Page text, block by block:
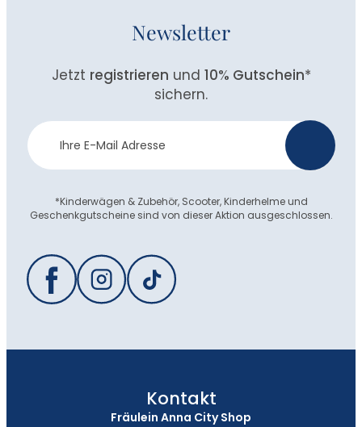
Newsletter
Jetzt registrieren und 10% Gutschein*
sichern.
Newsletter
Anmeldung
*Kinderwägen & Zubehör, Scooter, Kinderhelme und
Geschenkgutscheine sind von dieser Aktion ausgeschlossen.
Kontakt
Fräulein Anna City Shop